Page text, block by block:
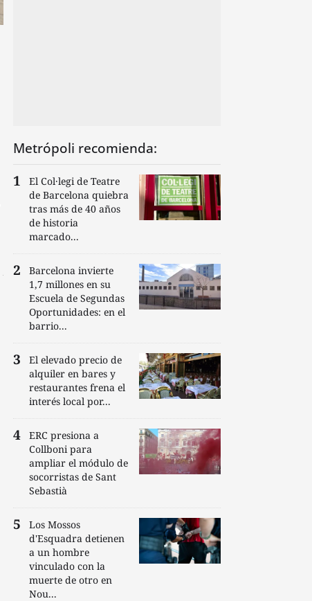
Metrópoli recomienda:
El Col·legi de Teatre
de Barcelona quiebra
tras más de 40 años
de historia
marcado...
Barcelona invierte
1,7 millones en su
Escuela de Segundas
Oportunidades: en el
barrio...
El elevado precio de
alquiler en bares y
restaurantes frena el
interés local por...
ERC presiona a
Collboni para
ampliar el módulo de
socorristas de Sant
Sebastià
Los Mossos
d'Esquadra detienen
a un hombre
vinculado con la
muerte de otro en
Nou...